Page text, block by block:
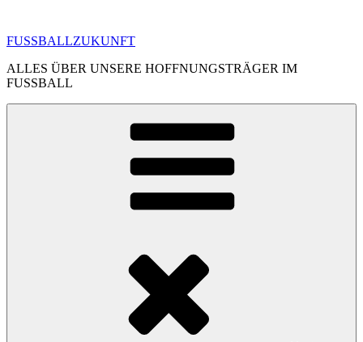
springen
FUSSBALLZUKUNFT
ALLES ÜBER UNSERE HOFFNUNGSTRÄGER IM
FUSSBALL